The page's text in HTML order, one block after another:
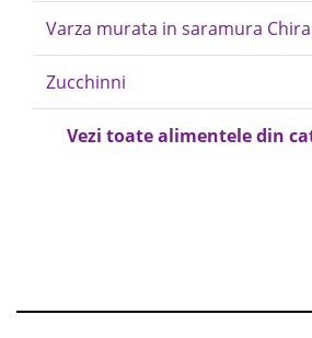
Varza murata in saramura
Zucchinni
Vezi toate alimentele din